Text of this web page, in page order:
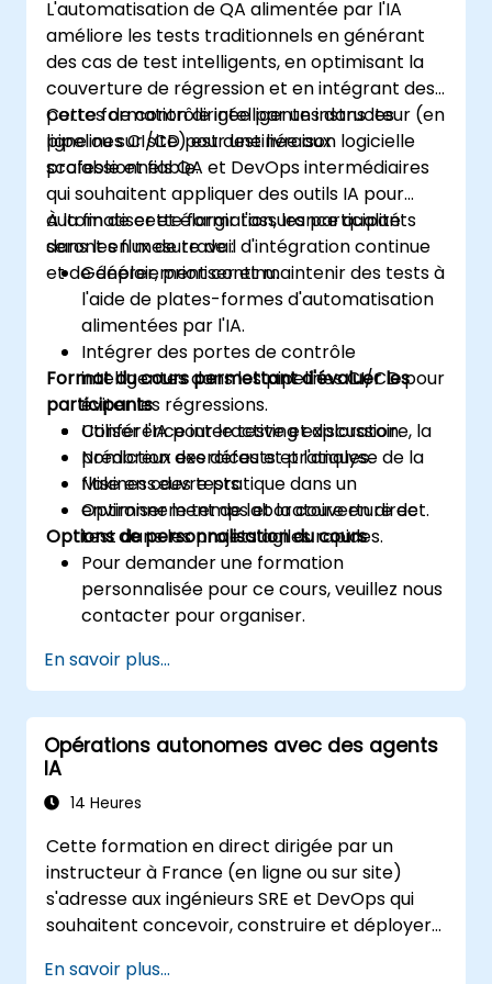
L'automatisation de QA alimentée par l'IA
améliore les tests traditionnels en générant
des cas de test intelligents, en optimisant la
couverture de régression et en intégrant des
portes de contrôle intelligentes dans les
pipelines CI/CD pour une livraison logicielle
scalable et fiable.
Cette formation dirigée par un instructeur (en
ligne ou sur site) est destinée aux
professionnels QA et DevOps intermédiaires
qui souhaitent appliquer des outils IA pour
automatiser et élargir l'assurance qualité
dans les flux de travail d'intégration continue
et de déploiement continu.
À la fin de cette formation, les participants
seront en mesure de :
Générer, prioriser et maintenir des tests à
l'aide de plates-formes d'automatisation
alimentées par l'IA.
Intégrer des portes de contrôle
intelligentes dans les pipelines CI/CD pour
éviter les régressions.
Utiliser l'IA pour le testing exploratoire, la
prédiction des défauts et l'analyse de la
flakiness des tests.
Optimiser le temps et la couverture de
test dans les projets agiles rapides.
Format du cours permettant d'évaluer les
participants
Conférence interactive et discussion.
Nombreux exercices et pratiques.
Mise en œuvre pratique dans un
environnement de laboratoire en direct.
Options de personnalisation du cours
Pour demander une formation
personnalisée pour ce cours, veuillez nous
contacter pour organiser.
En savoir plus...
Opérations autonomes avec des agents
IA
14 Heures
Cette formation en direct dirigée par un
instructeur à France (en ligne ou sur site)
s'adresse aux ingénieurs SRE et DevOps qui
souhaitent concevoir, construire et déployer
opérations informatiques autonomes.
En savoir plus...